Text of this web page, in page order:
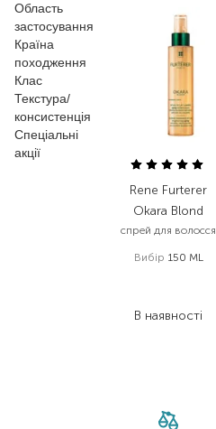
Область
застосування
Країна
походження
Клас
Текстура/
консистенція
Спеціальні
акції
Rene Furterer
Okara Blond
спрей для волосся
Вибір 150 ML
В наявності